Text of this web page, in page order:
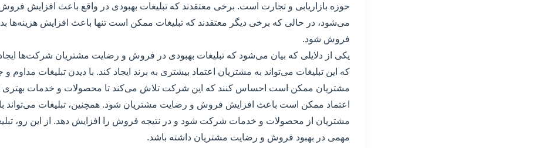
حوزه بازاریابی و تجارت است. برخی معتقدند که تبلیغات بهبودی در واقع باعث افزایش
می‌شود، در حالی که برخی دیگر معتقدند که تبلیغات ممکن است تنها باعث افزایش هزینه‌ها
فروش شود.
یکی از دلایلی که بیان می‌شود که تبلیغات بهبودی در فروش و رضایت مشتریان شرکت‌ها
که این تبلیغات می‌تواند به مشتریان اعتماد بیشتری به برند ایجاد کند. با دیدن تبلیغات
مشتریان ممکن است احساس کنند که این شرکت تلاش می‌کند تا محصولات و خدمات بهتری
اعتماد ممکن است باعث افزایش فروش و رضایت مشتریان شود. همچنین، تبلیغات می‌تواند
مشتریان از محصولات و خدمات شرکت شود و در نتیجه فروش را افزایش دهد. از این رو،
مهمی در بهبود فروش و رضایت مشتریان داشته باشد.